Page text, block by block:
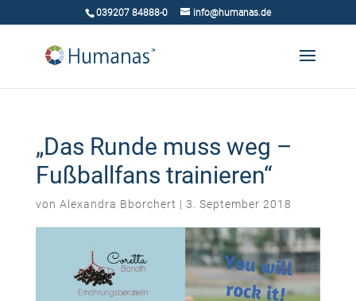
039207 84888-0 info@humanas.de
„Das Runde muss weg –
Fußballfans trainieren“
von Alexandra Bborchert | 3. September 2018